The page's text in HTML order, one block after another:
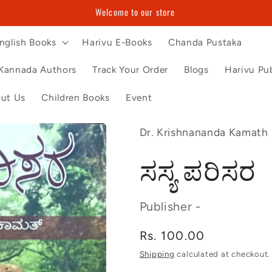
Welcome to our store
Books Harivu E-Books Chanda Pustaka
Authors Track Your Order Blogs Harivu
Us Children Books Event
Dr. Krishnananda Kamath
ಸಸ್ಯ ಪರಿಸರ
Publisher -
Regular
price
Rs. 100.00
Shipping calculated at checkout.